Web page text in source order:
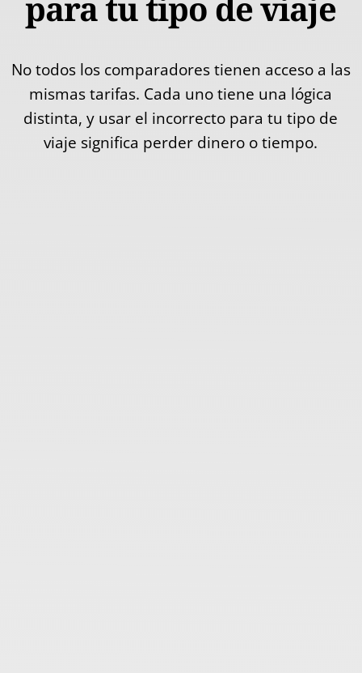
No todos los comparadores tienen acceso a las
mismas tarifas. Cada uno tiene una lógica
distinta, y usar el incorrecto para tu tipo de
viaje significa perder dinero o tiempo.